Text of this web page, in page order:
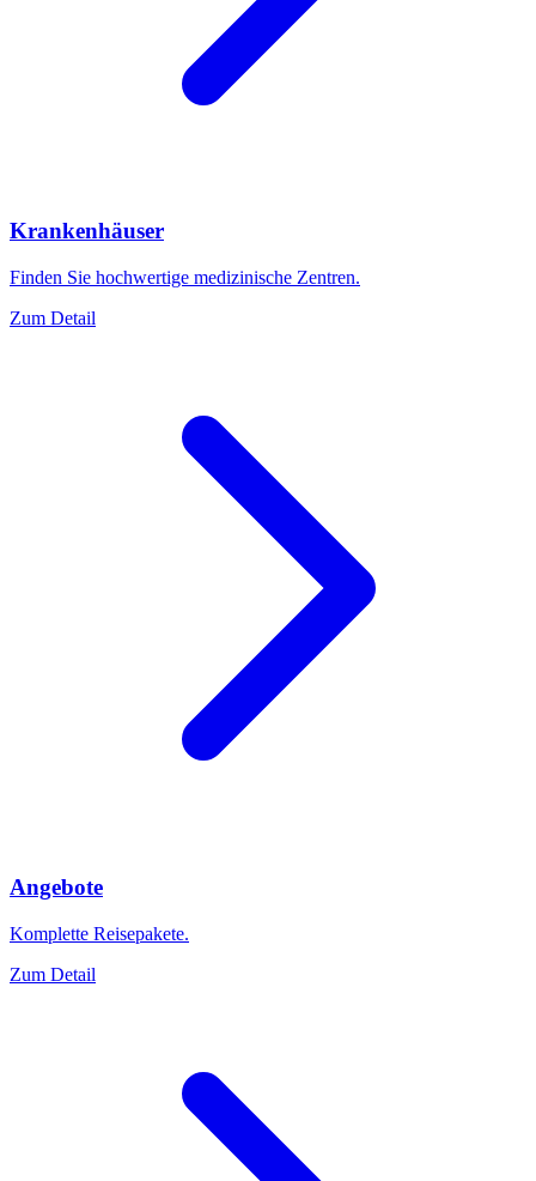
Krankenhäuser
Finden Sie hochwertige medizinische Zentren.
Zum Detail
Angebote
Komplette Reisepakete.
Zum Detail